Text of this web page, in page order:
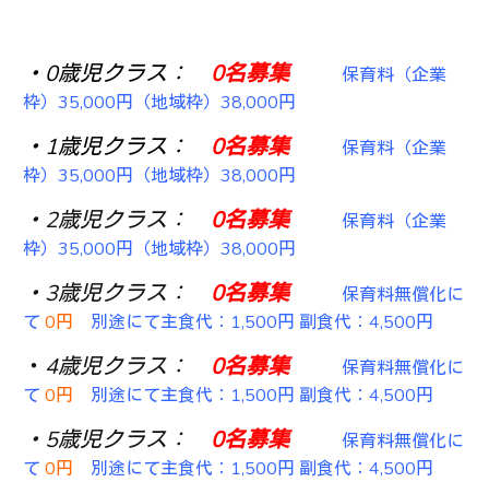
・0歳児クラス： 0名募集
保育料（企業
枠）35,000円（地域枠）38,000円
・1歳児クラス： 0名募集
保育料（企業
枠）35,000円（地域枠）38,000円
・2歳児クラス： 0名募集
保育料（企業
枠）35,000円（地域枠）38,000円
・3歳児クラス： 0名募集
保育料無償化に
て0円 別途にて主食代：1,500円 副食代：4,500円
・ 4歳児クラス： 0名募集
保育料無償化に
て0円 別途にて主食代：1,500円 副食代：4,500円
・5歳児クラス： 0名募集
保育料無償化に
て0円 別途にて主食代：1,500円 副食代：4,500円